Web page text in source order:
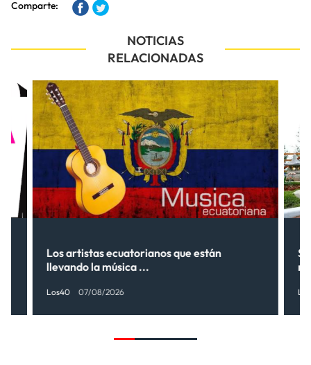
Comparte:
NOTICIAS
RELACIONADAS
Los artistas ecuatorianos que están
llevando la música ...
Los40 07/08/2026